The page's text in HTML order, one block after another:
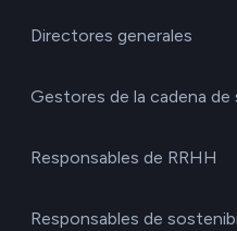
Directores generales
Gestores de la cadena de
Responsables de RRHH
Responsables de